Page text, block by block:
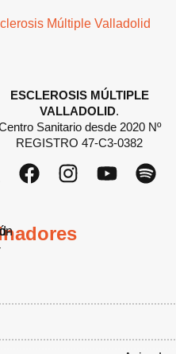
ESCLEROSIS MÚLTIPLE
VALLADOLID.
Sanitario desde 2020 Nº
REGISTRO 47-C3-0382